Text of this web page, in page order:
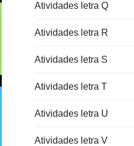
Atividades letra Q
Atividades letra R
Atividades letra S
Atividades letra T
Atividades letra U
Atividades letra V